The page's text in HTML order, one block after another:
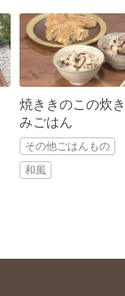
焼ききのこの炊
みごはん
その他ごはんもの
和風